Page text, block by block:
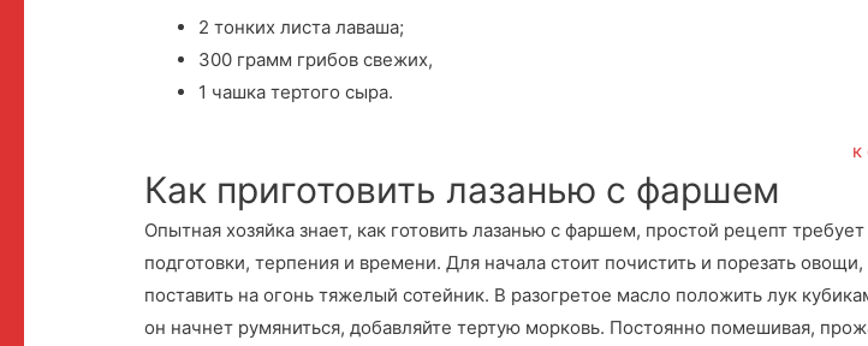
2 тонких листа лаваша;
300 грамм грибов свежих,
1 чашка тертого сыра.
Как приготовить лазанью с фаршем
Опытная хозяйка знает, как готовить лазанью с фаршем, простой рецепт
подготовки, терпения и времени. Для начала стоит почистить и порезать
поставить на огонь тяжелый сотейник. В разогретое масло положить лук
он начнет румяниться, добавляйте тертую морковь. Постоянно помешивая,